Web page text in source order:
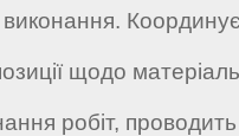
Координує
щодо
робіт,